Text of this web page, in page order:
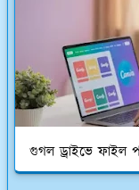
গুগল ড্রাইভে ফাইল